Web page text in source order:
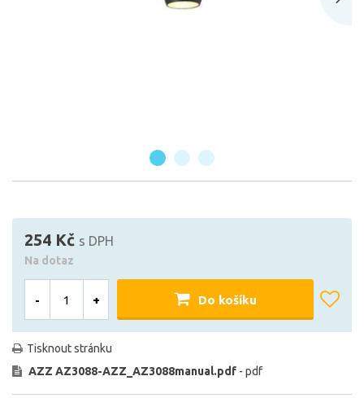
254 Kč s DPH
Na dotaz
- + Do košíku
Tisknout stránku
AZZ AZ3088-AZZ_AZ3088manual.pdf - pdf